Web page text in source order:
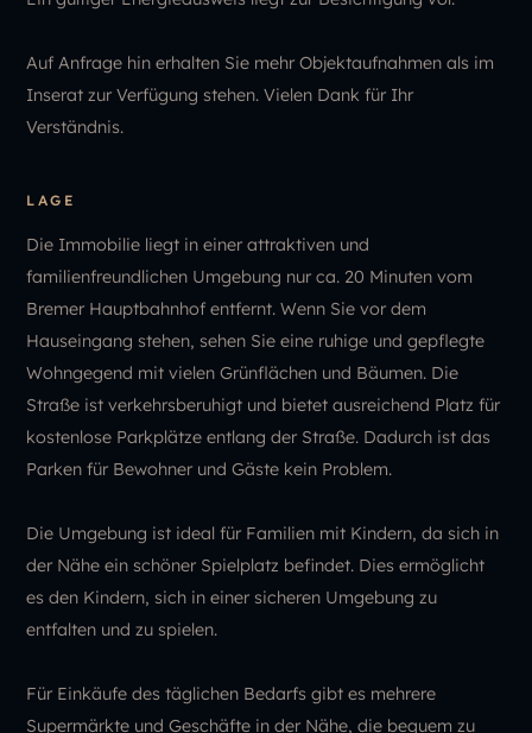
Auf Anfrage hin erhalten Sie mehr Objektaufnahmen als im
Inserat zur Verfügung stehen. Vielen Dank für Ihr
Verständnis.
LAGE
Die Immobilie liegt in einer attraktiven und
familienfreundlichen Umgebung nur ca. 20 Minuten vom
Bremer Hauptbahnhof entfernt. Wenn Sie vor dem
Hauseingang stehen, sehen Sie eine ruhige und gepflegte
Wohngegend mit vielen Grünflächen und Bäumen. Die
Straße ist verkehrsberuhigt und bietet ausreichend Platz für
kostenlose Parkplätze entlang der Straße. Dadurch ist das
Parken für Bewohner und Gäste kein Problem.
Die Umgebung ist ideal für Familien mit Kindern, da sich in
der Nähe ein schöner Spielplatz befindet. Dies ermöglicht
es den Kindern, sich in einer sicheren Umgebung zu
entfalten und zu spielen.
Für Einkäufe des täglichen Bedarfs gibt es mehrere
Supermärkte und Geschäfte in der Nähe, die bequem zu